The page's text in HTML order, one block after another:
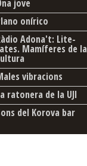
jove
onírico
Adona't: Lite-
Mamíferes de la
vibracions
ratonera de la UJI
del Korova bar